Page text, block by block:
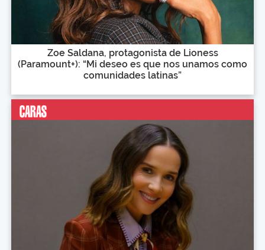
Zoe Saldana, protagonista de Lioness
(Paramount+): “Mi deseo es que nos unamos como
comunidades latinas”